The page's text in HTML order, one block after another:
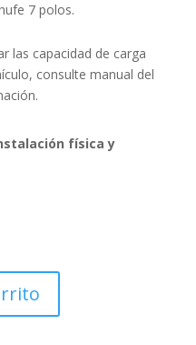
7 polos.
las capacidad de carga
consulte manual del
física y